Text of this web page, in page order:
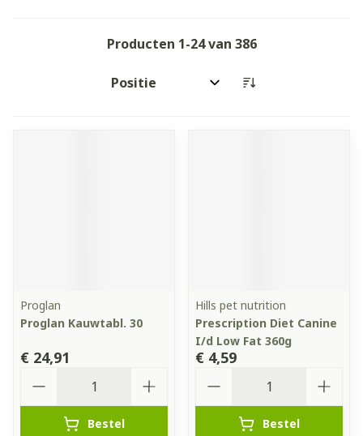
Producten 1-24van 386
Sorteer op:
Proglan
Proglan Kauwtabl. 30
€ 24,91
Bestel
Hills pet nutrition
Prescription Diet Canine
I/d Low Fat 360g
€ 4,59
Bestel